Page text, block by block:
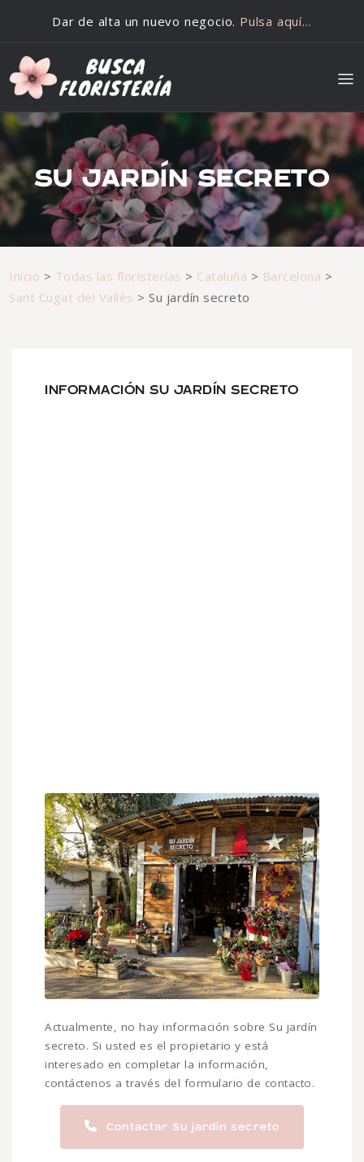
Dar de alta un nuevo negocio. Pulsa aquí…
SU JARDÍN SECRETO
Inicio > Todas las floristerías > Cataluña > Barcelona >
Sant Cugat del Vallès >Su jardín secreto
INFORMACIÓN SU JARDÍN SECRETO
Actualmente, no hay información sobre Su jardín
secreto. Si usted es el propietario y está
interesado en completar la información,
contáctenos a través del formulario de contacto.
Contactar Su jardín secreto